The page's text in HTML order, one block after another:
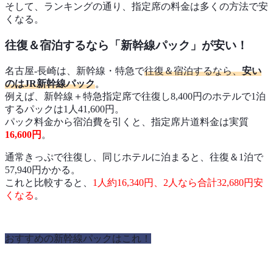
そして、ランキングの通り、指定席の料金は多くの方法で安
くなる。
往復＆宿泊するなら「新幹線パック」が安い！
名古屋-長崎は、新幹線・特急で往復＆宿泊するなら、安い
のはJR新幹線パック。
例えば、新幹線＋特急指定席で往復し8,400円のホテルで1泊
するパックは1人41,600円。
パック料金から宿泊費を引くと、指定席片道料金は実質
16,600円 。
通常きっぷで往復し、同じホテルに泊まると、往復＆1泊で
57,940円かかる。
これと比較すると、 1人約16,340円、2人なら合計32,680円安
くなる 。
おすすめの新幹線パックはこれ！